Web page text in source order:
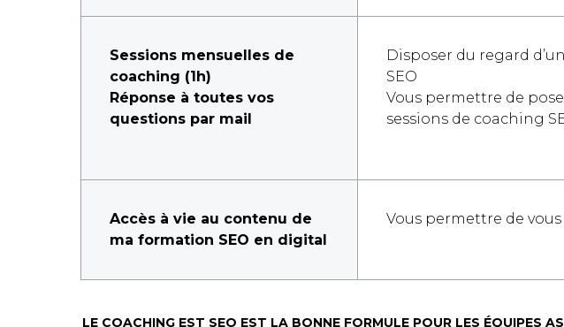
Sessions mensuelles de
coaching (1h)
Réponse à toutes vos
questions par mail
Disposer du regard
SEO
Vous permettre de
sessions de coaching
Accès à vie au contenu de
ma formation SEO en digital
Vous permettre de
LE COACHING EST SEO EST LA BONNE FORMULE POUR LES ÉQUIPES